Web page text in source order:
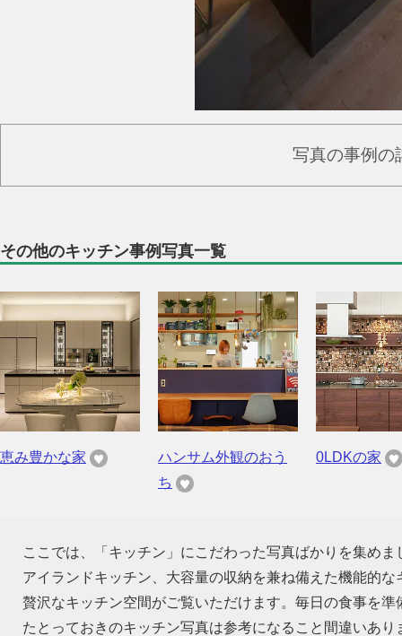
写真の事例の
その他のキッチン事例写真一覧
恵み豊かな家
ハンサム外観のおう
ち
0LDKの家
ここでは、「キッチン」にこだわった写真ばかりを集め
アイランドキッチン、大容量の収納を兼ね備えた機能的
贅沢なキッチン空間がご覧いただけます。毎日の食事を
たとっておきのキッチン写真は参考になること間違いあ